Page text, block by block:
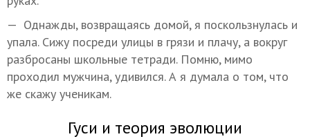
— Однажды, возвращаясь домой, я поскользнулась и
упала. Сижу посреди улицы в грязи и плачу, а вокруг
разбросаны школьные тетради. Помню, мимо
проходил мужчина, удивился. А я думала о том, что
же скажу ученикам.
Гуси и теория эволюции